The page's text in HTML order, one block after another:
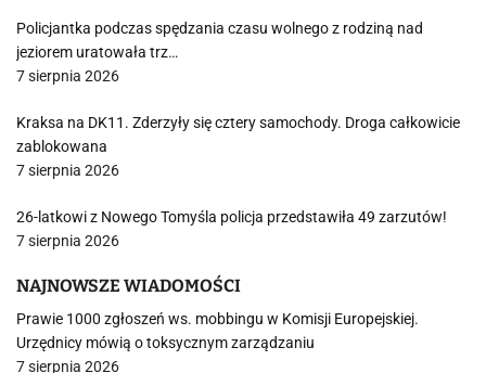
Policjantka podczas spędzania czasu wolnego z rodziną nad
jeziorem uratowała trz…
7 sierpnia 2026
Kraksa na DK11. Zderzyły się cztery samochody. Droga całkowicie
zablokowana
7 sierpnia 2026
26-latkowi z Nowego Tomyśla policja przedstawiła 49 zarzutów!
7 sierpnia 2026
NAJNOWSZE WIADOMOŚCI
Prawie 1000 zgłoszeń ws. mobbingu w Komisji Europejskiej.
Urzędnicy mówią o toksycznym zarządzaniu
7 sierpnia 2026